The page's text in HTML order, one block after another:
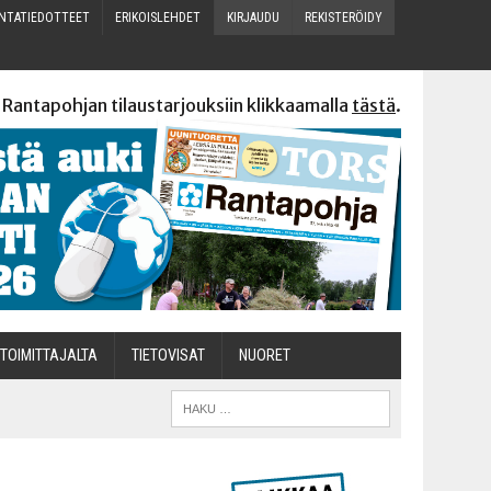
ERI­KOIS­LEH­DET KIR­JAU­DU REKIS­TE­RÖI­DY
tilaustarjouksiin klikkaamalla tästä.
TOI­MIT­TA­JAL­TA TIETOVISAT NUO­RET